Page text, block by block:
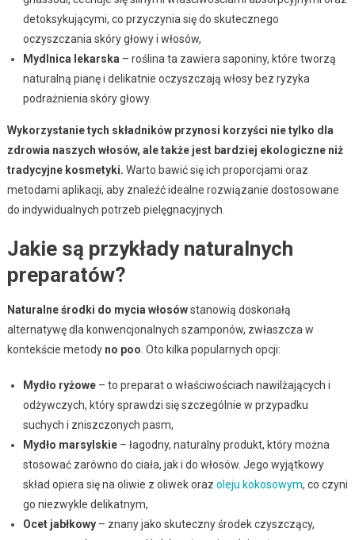
detoksykującymi, co przyczynia się do skutecznego
oczyszczania skóry głowy i włosów,
Mydlnica lekarska – roślina ta zawiera saponiny, które tworzą
naturalną pianę i delikatnie oczyszczają włosy bez ryzyka
podrażnienia skóry głowy.
Wykorzystanie tych składników przynosi korzyści nie tylko dla
zdrowia naszych włosów, ale także jest bardziej ekologiczne niż
tradycyjne kosmetyki. Warto bawić się ich proporcjami oraz
metodami aplikacji, aby znaleźć idealne rozwiązanie dostosowane
do indywidualnych potrzeb pielęgnacyjnych.
Jakie są przykłady naturalnych
preparatów?
Naturalne środki do mycia włosówstanowią doskonałą
alternatywę dla konwencjonalnych szamponów, zwłaszcza w
kontekście metody no poo . Oto kilka popularnych opcji:
Mydło ryżowe– to preparat o właściwościach nawilżających i
odżywczych, który sprawdzi się szczególnie w przypadku
suchych i zniszczonych pasm,
Mydło marsylskie– łagodny, naturalny produkt, który można
stosować zarówno do ciała, jak i do włosów. Jego wyjątkowy
skład opiera się na oliwie z oliwek oraz oleju kokosowym, co czyni
go niezwykle delikatnym,
Ocet jabłkowy– znany jako skuteczny środek czyszczący,